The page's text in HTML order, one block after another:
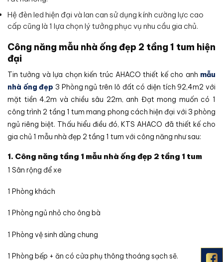
Hệ đèn led hiện đại và lan can sử dụng kính cường lực cao
cấp cũng là 1 lựa chọn lý tưởng phục vụ nhu cầu gia chủ.
Công năng mẫu nhà ống đẹp 2 tầng 1 tum hiện
đại
Tin tưởng và lựa chọn kiến trúc AHACO thiết kế cho anh mẫu
nhà ống đẹp 3 Phòng ngủ trên lô đất có diện tích 92,4m2 với
mặt tiền 4,2m và chiều sâu 22m, anh Đạt mong muốn có 1
công trình 2 tầng 1 tum mang phong cách hiện đại với 3 phòng
ngủ riêng biệt. Thấu hiểu điều đó, KTS AHACO đã thiết kế cho
gia chủ 1 mẫu nhà đẹp 2 tầng 1 tum với công năng như sau:
1. Công năng tầng 1 mẫu nhà ống đẹp 2 tầng 1 tum
1 Sân rộng để xe
1 Phòng khách
1 Phòng ngủ nhỏ cho ông bà
1 Phòng vệ sinh dùng chung
1 Phòng bếp + ăn có cửa phụ thông thoáng sạch sẽ.